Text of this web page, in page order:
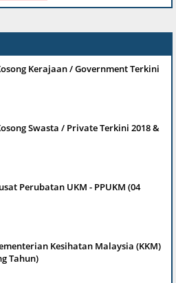
Kerajaan / Government Terkini
Swasta / Private Terkini 2018 &
Perubatan UKM - PPUKM (04
Kesihatan Malaysia (KKM)
Tahun)